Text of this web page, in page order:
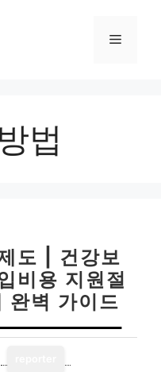
메
법
도 | 건강보
비용 지원절
완벽 가이드